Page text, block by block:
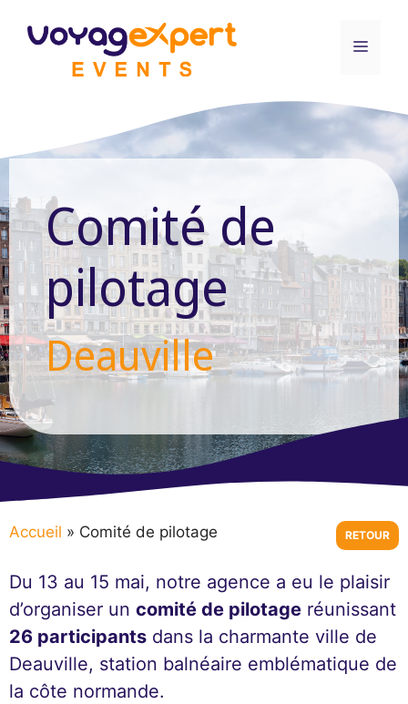
Menu
Comité de
pilotage
Deauville
Accueil » Comité de pilotage RETOUR
Du 13 au 15 mai, notre agence a eu le plaisir
d’organiser un comité de pilotage réunissant
26 participants dans la charmante ville de
Deauville, station balnéaire emblématique de
la côte normande.